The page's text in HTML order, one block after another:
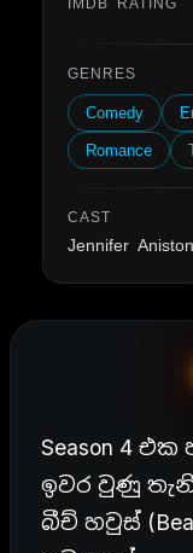
GENRES
Comedy
Romance
CAST
Jennifer
Season 4
ඉවර වුණු
බීච් හවුස්